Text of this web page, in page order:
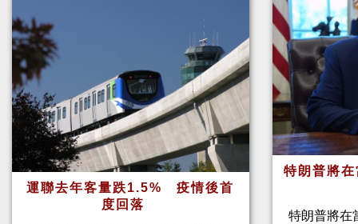
運聯去年客量跌1.5% 疫情後首
度回落
特朗普將
特朗普將在